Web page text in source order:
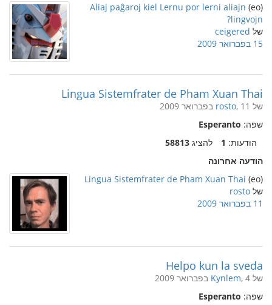
(eo)
Aliaj paĝaroj kiel Lernu por lerni aliajn
lingvojn?
של ceigered
15 בפברואר 2009
Lingua Sistemfrater de Pham Xuan Thai
של rosto, 11 בפברואר 2009
שפה: Esperanto
הודעות: 1 להציג 58813
הודעה אחרונה
(eo)
Lingua Sistemfrater de Pham Xuan Thai
של rosto
11 בפברואר 2009
Helpo kun la sveda
של Kynlem, 4 בפברואר 2009
שפה: Esperanto